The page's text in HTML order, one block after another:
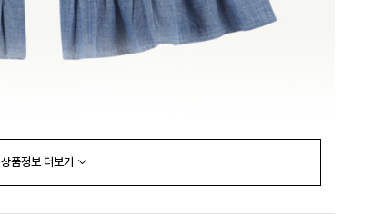
상품정보 더보기